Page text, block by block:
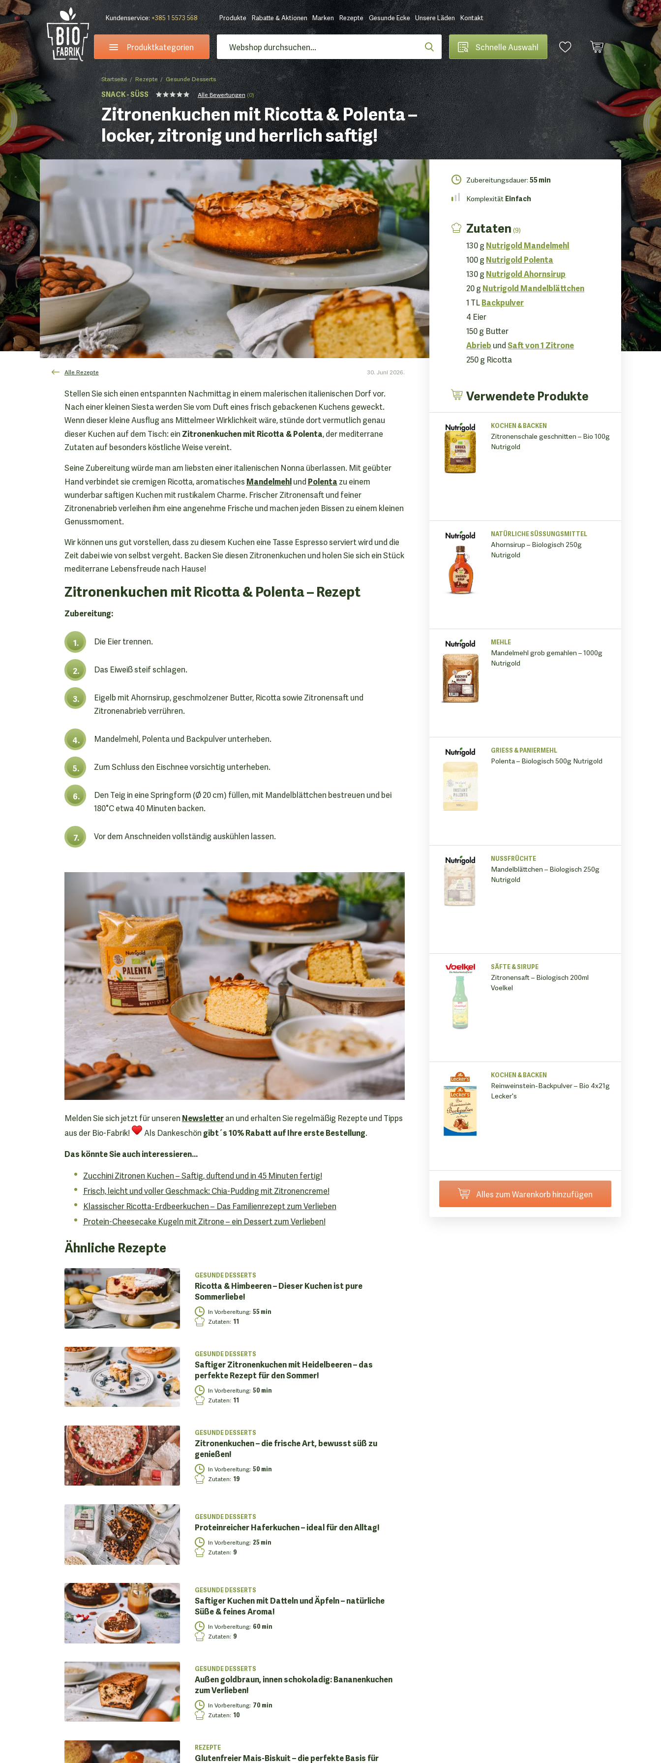
Kundenservice:+385 1 5573 568
Produktkategorien
Produkte Rabatte & Aktionen Marken Rezepte Gesunde Ecke Unsere Läden Kontakt
Schnelle Auswahl
Startseite Rezepte Gesunde Desserts
SNACK - SÜSS Alle Bewertungen(0)
Zitronenkuchen mit Ricotta & Polenta –
locker, zitronig und herrlich saftig!
Alle Rezepte 30. Juni 2026.
Stellen Sie sich einen entspannten Nachmittag in einem malerischen italienischen Dorf vor.
Nach einer kleinen Siesta werden Sie vom Duft eines frisch gebackenen Kuchens geweckt.
Wenn dieser kleine Ausflug ans Mittelmeer Wirklichkeit wäre, stünde dort vermutlich genau
dieser Kuchen auf dem Tisch: ein Zitronenkuchen mit Ricotta & Polenta, der mediterrane
Zutaten auf besonders köstliche Weise vereint.
Seine Zubereitung würde man am liebsten einer italienischen Nonna überlassen. Mit geübter
Hand verbindet sie cremigen Ricotta, aromatisches Mandelmehlund Polenta zu einem
wunderbar saftigen Kuchen mit rustikalem Charme. Frischer Zitronensaft und feiner
Zitronenabrieb verleihen ihm eine angenehme Frische und machen jeden Bissen zu einem kleinen
Genussmoment.
Wir können uns gut vorstellen, dass zu diesem Kuchen eine Tasse Espresso serviert wird und die
Zeit dabei wie von selbst vergeht. Backen Sie diesen Zitronenkuchen und holen Sie sich ein Stück
mediterrane Lebensfreude nach Hause!
Zitronenkuchen mit Ricotta & Polenta – Rezept
Zubereitung:
Die Eier trennen.
Das Eiweiß steif schlagen.
Eigelb mit Ahornsirup, geschmolzener Butter, Ricotta sowie Zitronensaft und
Zitronenabrieb verrühren.
Mandelmehl, Polenta und Backpulver unterheben.
Zum Schluss den Eischnee vorsichtig unterheben.
Den Teig in eine Springform (Ø 20 cm) füllen, mit Mandelblättchen bestreuen und bei
180°C etwa 40 Minuten backen.
Vor dem Anschneiden vollständig auskühlen lassen.
Melden Sie sich jetzt für unseren Newsletteran und erhalten Sie regelmäßig Rezepte und Tipps
aus der Bio-Fabrik!
Als Dankeschön gibt´s 10% Rabatt auf Ihre erste Bestellung.
Das könnte Sie auch interessieren...
Zucchini Zitronen Kuchen – Saftig, duftend und in 45 Minuten fertig!
Frisch, leicht und voller Geschmack: Chia-Pudding mit Zitronencreme!
Klassischer Ricotta-Erdbeerkuchen – Das Familienrezept zum Verlieben
Protein-Cheesecake Kugeln mit Zitrone – ein Dessert zum Verlieben!
Ähnliche Rezepte
GESUNDE DESSERTS
Ricotta & Himbeeren – Dieser Kuchen ist pure
Sommerliebe!
In Vorbereitung: 55 min
Zutaten: 11
GESUNDE DESSERTS
Saftiger Zitronenkuchen mit Heidelbeeren – das
perfekte Rezept für den Sommer!
In Vorbereitung: 50 min
Zutaten: 11
GESUNDE DESSERTS
Zitronenkuchen – die frische Art, bewusst süß zu
genießen!
In Vorbereitung: 50 min
Zutaten: 19
GESUNDE DESSERTS
Proteinreicher Haferkuchen – ideal für den Alltag!
In Vorbereitung: 25 min
Zutaten: 9
GESUNDE DESSERTS
Saftiger Kuchen mit Datteln und Äpfeln – natürliche
Süße & feines Aroma!
In Vorbereitung: 60 min
Zutaten: 9
GESUNDE DESSERTS
Außen goldbraun, innen schokoladig: Bananenkuchen
zum Verlieben!
In Vorbereitung: 70 min
Zutaten: 10
REZEPTE
Glutenfreier Mais-Biskuit – die perfekte Basis für
Zubereitungsdauer:55 min
Komplexität Einfach
Zutaten (9)
130 g Nutrigold Mandelmehl
100 g Nutrigold Polenta
130 g Nutrigold Ahornsirup
20 g Nutrigold Mandelblättchen
1 TLBackpulver
4 Eier
150 g Butter
Abrieb undSaft von 1 Zitrone
250 g Ricotta
Verwendete Produkte
KOCHEN & BACKEN
Zitronenschale geschnitten – Bio 100g
Nutrigold
NATÜRLICHE SÜSSUNGSMITTEL
Ahornsirup – Biologisch 250g
Nutrigold
MEHLE
Mandelmehl grob gemahlen – 1000g
Nutrigold
GRIESS & PANIERMEHL
Polenta – Biologisch 500g Nutrigold
NUSSFRÜCHTE
Mandelblättchen – Biologisch 250g
Nutrigold
SÄFTE & SIRUPE
Zitronensaft – Biologisch 200ml
Voelkel
KOCHEN & BACKEN
Reinweinstein-Backpulver – Bio 4x21g
Lecker's
Alles zum Warenkorb hinzufügen